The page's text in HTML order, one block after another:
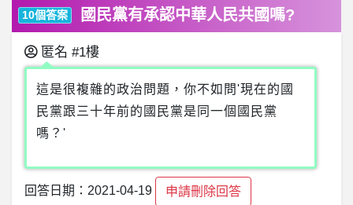
10個答案 國民黨有承認中華人民共國嗎?
匿名 #1樓
這是很複雜的政治問題，你不如問'現在的國
民黨跟三十年前的國民黨是同一個國民黨
嗎？'
回答日期：2021-04-19 申請刪除回答